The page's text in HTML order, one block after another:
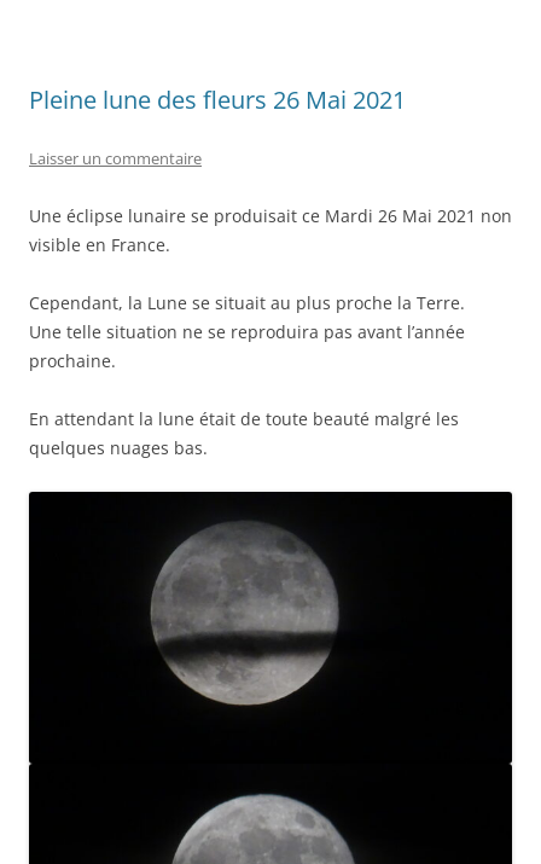
Pleine lune des fleurs 26 Mai 2021
Laisser un commentaire
Une éclipse lunaire se produisait ce Mardi 26 Mai 2021 non
visible en France.
Cependant, la Lune se situait au plus proche la Terre.
Une telle situation ne se reproduira pas avant l’année
prochaine.
En attendant la lune était de toute beauté malgré les
quelques nuages bas.